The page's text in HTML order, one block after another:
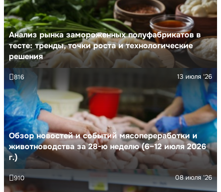
Анализ рынка замороженных полуфабрикатов в
тесте: тренды, точки роста и технологические
решения
Обзор новостей и событий мясопереработки и
животноводства за 28-ю неделю (6–12 июля 2026
г.)
13 июля '26
816
08 июля '26
910